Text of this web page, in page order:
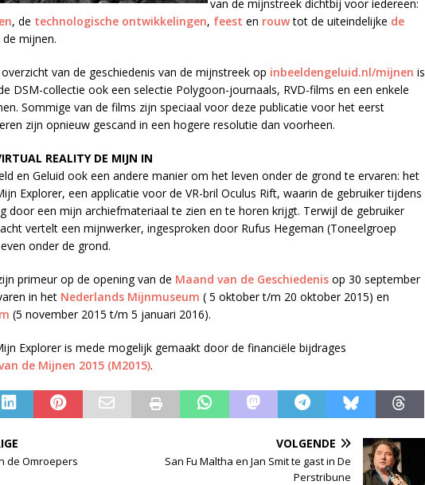
van de mijnstreek dichtbij voor iedereen:
, de technologische ontwikkelingen, feest en rouwtot de uiteindelijke de
de mijnen.
van de geschiedenis van de mijnstreek op inbeeldengeluid.nl/mijnen is
DSM-collectie ook een selectie Polygoon-journaals, RVD-films en een enkele
Sommige van de films zijn speciaal voor deze publicatie voor het eerst
zijn opnieuw gescand in een hogere resolutie dan voorheen.
REALITY DE MIJN IN
en Geluid ook een andere manier om het leven onder de grond te ervaren: het
Explorer, een applicatie voor de VR-bril Oculus Rift, waarin de gebruiker tijdens
door een mijn archiefmateriaal te zien en te horen krijgt. Terwijl de gebruiker
vertelt een mijnwerker, ingesproken door Rufus Hegeman (Toneelgroep
onder de grond.
primeur op de opening van de Maand van de Geschiedenis op 30 september
in het Nederlands Mijnmuseum ( 5 oktober t/m 20 oktober 2015) en
(5 november 2015 t/m 5 januari 2016).
Explorer is mede mogelijk gemaakt door de financiële bijdrages
de Mijnen 2015 (M2015).
de Omroepers
VOLGENDE
San Fu Maltha en Jan Smit te gast in De
Perstribune